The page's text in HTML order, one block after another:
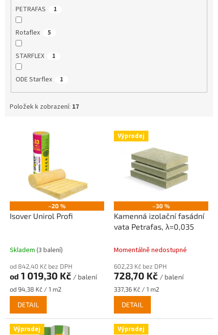
PETRAFAS 1
Rotaflex 5
STARFLEX 1
ODE Starflex 1
Položek k zobrazení: 17
–20 %
Isover Unirol Profi
Skladem (3 balení)
od 842,40 Kč bez DPH
od 1 019,30 Kč / balení
Měrná
cena:
od 94,38 Kč / 1 m2
DETAIL
Výprodej
–30 %
Kamenná izolační fasádní
vata Petrafas, λ=0,035
Momentálně nedostupné
602,23 Kč bez DPH
728,70 Kč / balení
Měrná
cena:
337,36 Kč / 1 m2
DETAIL
Výprodej Výprodej